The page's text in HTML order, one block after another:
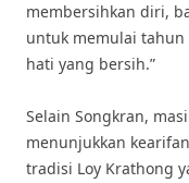
membersihkan diri,
untuk memulai
hati yang bersih.”
Selain Songkran,
menunjukkan
tradisi Loy Krathong